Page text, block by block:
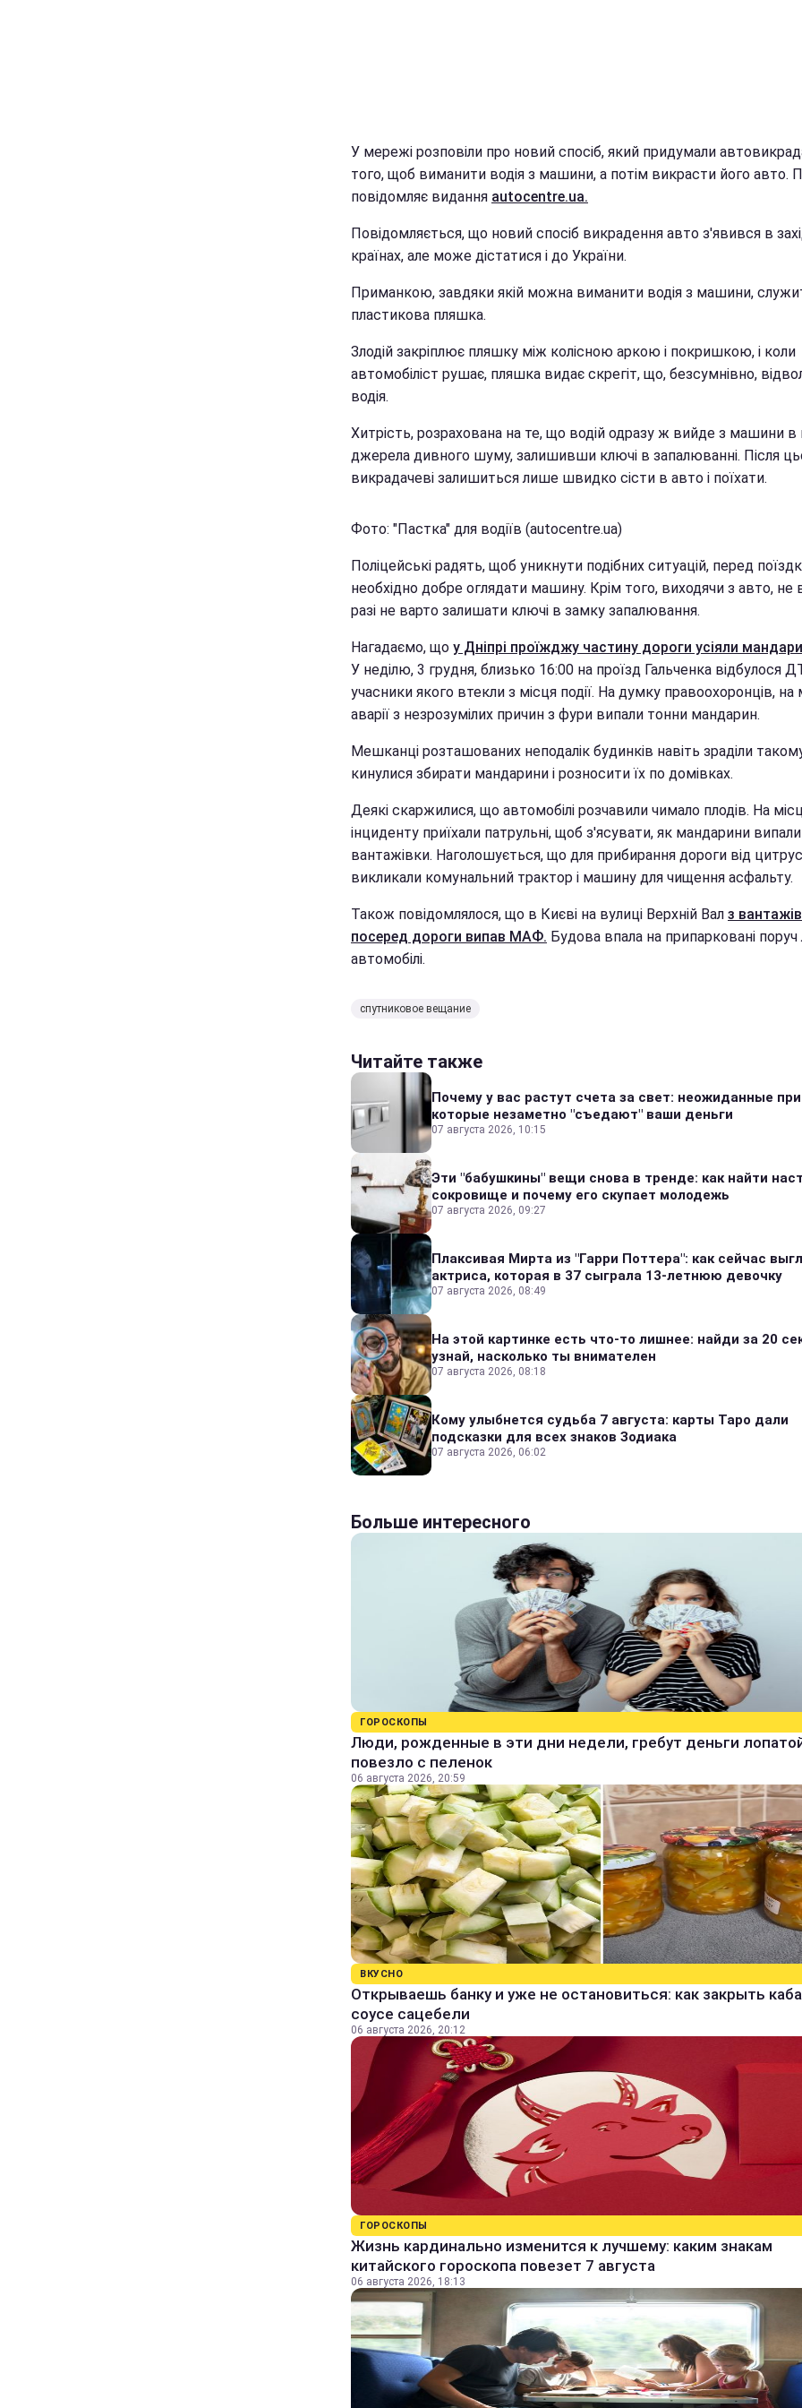
У мережі розповіли про новий спосіб, який придумали
того, щоб виманити водія з машини, а потім викрасти його авто.
повідомляє видання autocentre.ua.
Повідомляється, що новий спосіб викрадення авто з'явився в
країнах, але може дістатися і до України.
Приманкою, завдяки якій можна виманити водія з машини,
пластикова пляшка.
Злодій закріплює пляшку між колісною аркою і покришкою, і коли
автомобіліст рушає, пляшка видає скрегіт, що, безсумнівно,
водія.
Хитрість, розрахована на те, що водій одразу ж вийде з машини
джерела дивного шуму, залишивши ключі в запалюванні. Після
викрадачеві залишиться лише швидко сісти в авто і поїхати.
Фото: "Пастка" для водіїв (autocentre.ua)
Поліцейські радять, щоб уникнути подібних ситуацій, перед
необхідно добре оглядати машину. Крім того, виходячи з авто, не
разі не варто залишати ключі в замку запалювання.
Нагадаємо, що у Дніпрі проїжджу частину дороги усіяли
У неділю, 3 грудня, близько 16:00 на проїзд Гальченка відбулося
учасники якого втекли з місця події. На думку правоохоронців, на
аварії з незрозумілих причин з фури випали тонни мандарин.
Мешканці розташованих неподалік будинків навіть зраділи такому
кинулися збирати мандарини і розносити їх по домівках.
Деякі скаржилися, що автомобілі розчавили чимало плодів. На
інциденту приїхали патрульні, щоб з'ясувати, як мандарини
вантажівки. Наголошується, що для прибирання дороги від
викликали комунальний трактор і машину для чищення асфальту.
Також повідомлялося, що в Києві на вулиці Верхній Вал з
посеред дороги випав МАФ. Будова впала на припарковані поруч
автомобілі.
спутниковое вещание
Читайте также
Почему у вас растут счета за свет: неожиданные
которые незаметно "съедают" ваши деньги
07 августа 2026, 10:15
Эти "бабушкины" вещи снова в тренде: как найти
сокровище и почему его скупает молодежь
07 августа 2026, 09:27
Плаксивая Мирта из "Гарри Поттера": как сейчас
актриса, которая в 37 сыграла 13-летнюю девочку
07 августа 2026, 08:49
На этой картинке есть что-то лишнее: найди за 20
узнай, насколько ты внимателен
07 августа 2026, 08:18
Кому улыбнется судьба 7 августа: карты Таро дали
подсказки для всех знаков Зодиака
07 августа 2026, 06:02
Больше интересного
ГОРОСКОПЫ
Люди, рожденные в эти дни недели, гребут деньги
повезло с пеленок
06 августа 2026, 20:59
ВКУСНО
Открываешь банку и уже не остановиться: как закрыть
соусе сацебели
06 августа 2026, 20:12
ГОРОСКОПЫ
Жизнь кардинально изменится к лучшему: каким знакам
китайского гороскопа повезет 7 августа
06 августа 2026, 18:13